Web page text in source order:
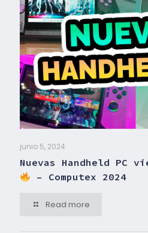
junio 5, 2024
Nuevas Handheld PC
– Computex 2024
Read more